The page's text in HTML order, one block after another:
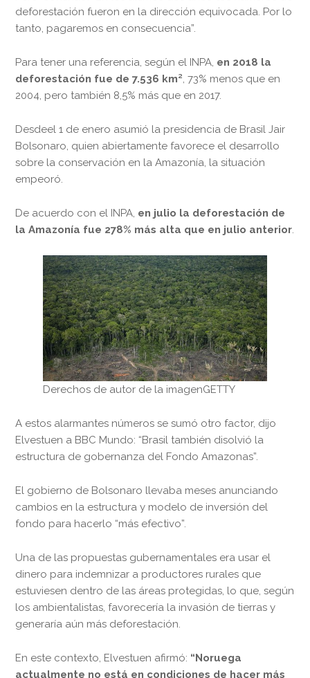
deforestación fueron en la dirección equivocada. Por lo
tanto, pagaremos en consecuencia”.
Para tener una referencia, según el INPA, en 2018 la
deforestación fue de 7.536 km², 73% menos que en
2004, pero también 8,5% más que en 2017.
Desdeel 1 de enero asumió la presidencia de Brasil Jair
Bolsonaro, quien abiertamente favorece el desarrollo
sobre la conservación en la Amazonía, la situación
empeoró.
De acuerdo con el INPA, en julio la deforestación de
la Amazonía fue 278% más alta que en julio anterior.
Derechos de autor de la imagenGETTY
A estos alarmantes números se sumó otro factor, dijo
Elvestuen a BBC Mundo: “Brasil también disolvió la
estructura de gobernanza del Fondo Amazonas”.
El gobierno de Bolsonaro llevaba meses anunciando
cambios en la estructura y modelo de inversión del
fondo para hacerlo “más efectivo”.
Una de las propuestas gubernamentales era usar el
dinero para indemnizar a productores rurales que
estuviesen dentro de las áreas protegidas, lo que, según
los ambientalistas, favorecería la invasión de tierras y
generaría aún más deforestación.
En este contexto, Elvestuen afirmó: “Noruega
actualmente no está en condiciones de hacer más